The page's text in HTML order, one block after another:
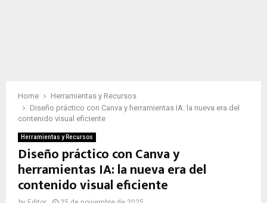
Home
Herramientas y Recursos
Diseño práctico con Canva y herramientas IA: la nueva era del
contenido visual eficiente
Herramientas y Recursos
Diseño práctico con Canva y
herramientas IA: la nueva era del
contenido visual eficiente